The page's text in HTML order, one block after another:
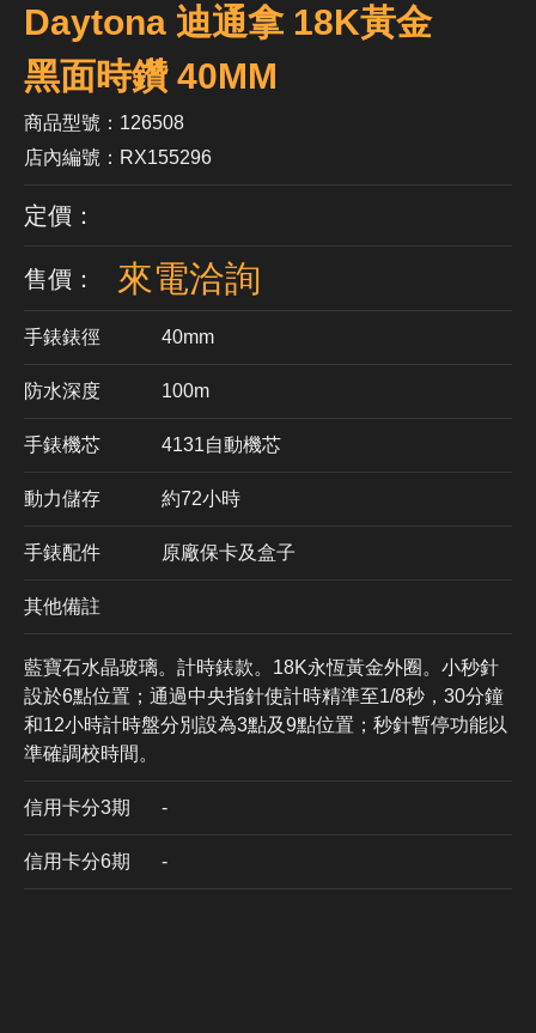
Daytona 迪通拿 18K黃金
黑面時鑽 40MM
商品型號：126508
店內編號：RX155296
定價：
售價： 來電洽詢
手錶錶徑 40mm
防水深度 100m
手錶機芯 ​4131自動機芯
動力儲存 約72小時
手錶配件 原廠保卡及盒子
其他備註
藍寶石水晶玻璃。計時錶款。18K永恆黃金外圈。小秒針
設於6點位置；通過中央指針使計時精準至1/8秒，30分鐘
和12小時計時盤分別設為3點及9點位置；秒針暫停功能以
準確調校時間。
信用卡分3期 ​-
信用卡分6期 -